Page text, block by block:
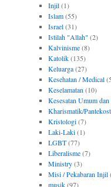
Injil(1)
Islam(55)
Israel(31)
Istilah "Allah" (2)
Kalvinisme(8)
Katolik(135)
Keluarga(27)
Kesehatan / Medical
Keselamatan (10)
Kesesatan Umum
Kharismatik/
Kristologi(7)
Laki-Laki(1)
LGBT(77)
Liberalisme(7)
Ministry(3)
Misi / Pekabaran Injil
musik(97)